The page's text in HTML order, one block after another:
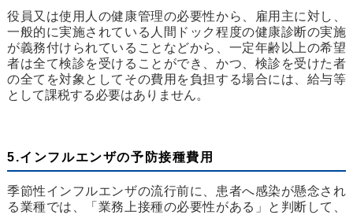
役員又は使用人の健康管理の必要性から、雇用主に対し、
一般的に実施されている人間ドック程度の健康診断の実施
が義務付けられていることなどから、一定年齢以上の希望
者は全て検診を受けることができ、かつ、検診を受けた者
の全てを対象としてその費用を負担する場合には、給与等
として課税する必要はありません。
5.インフルエンザの予防接種費用
季節性インフルエンザの流行前に、患者へ感染が懸念され
る業種では、「業務上接種の必要性がある」と判断して、